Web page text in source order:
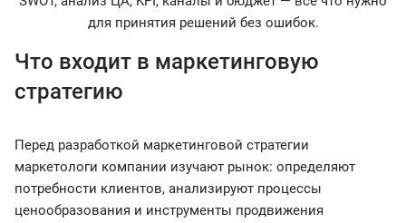
Что входит в маркетинговую
стратегию
Перед разработкой маркетинговой стратегии
маркетологи компании изучают рынок: определяют
потребности клиентов, анализируют процессы
ценообразования и инструменты продвижения